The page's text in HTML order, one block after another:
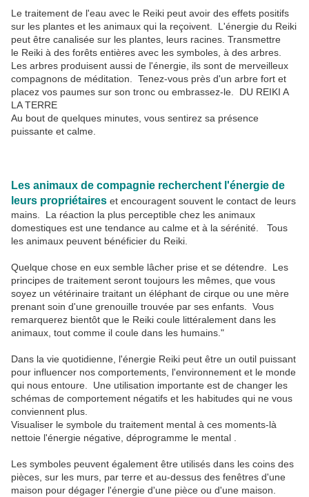
Le traitement de l'eau avec le Reiki peut avoir des effets positifs
sur les plantes et les animaux qui la reçoivent. L'énergie du Reiki
peut être canalisée sur les plantes, leurs racines. Transmettre
le Reiki à des forêts entières avec les symboles, à des arbres.
Les arbres produisent aussi de l'énergie, ils sont de merveilleux
compagnons de méditation. Tenez-vous près d'un arbre fort et
placez vos paumes sur son tronc ou embrassez-le. DU REIKI A
LA TERRE
Au bout de quelques minutes, vous sentirez sa présence
puissante et calme.
Les animaux de compagnie recherchent l'énergie de
leurs propriétaires et encouragent souvent le contact de leurs
mains. La réaction la plus perceptible chez les animaux
domestiques est une tendance au calme et à la sérénité. Tous
les animaux peuvent bénéficier du Reiki.
Quelque chose en eux semble lâcher prise et se détendre. Les
principes de traitement seront toujours les mêmes, que vous
soyez un vétérinaire traitant un éléphant de cirque ou une mère
prenant soin d'une grenouille trouvée par ses enfants. Vous
remarquerez bientôt que le Reiki coule littéralement dans les
animaux, tout comme il coule dans les humains."
Dans la vie quotidienne, l'énergie Reiki peut être un outil puissant
pour influencer nos comportements, l'environnement et le monde
qui nous entoure. Une utilisation importante est de changer les
schémas de comportement négatifs et les habitudes qui ne vous
conviennent plus.
Visualiser le symbole du traitement mental à ces moments-là
nettoie l'énergie négative, déprogramme le mental .
Les symboles peuvent également être utilisés dans les coins des
pièces, sur les murs, par terre et au-dessus des fenêtres d'une
maison pour dégager l'énergie d'une pièce ou d'une maison.